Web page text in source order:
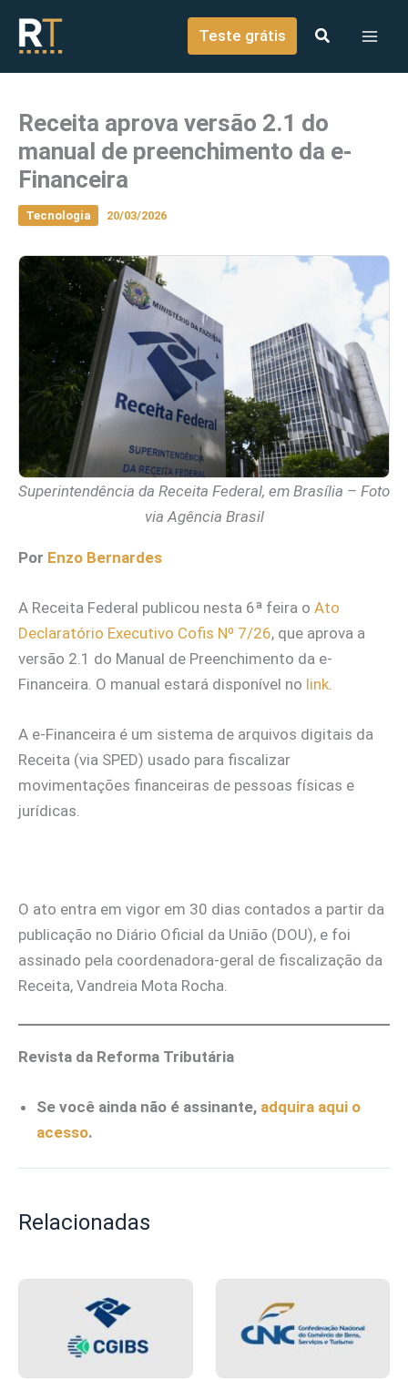
conteúdo
Teste grátis
Receita aprova versão 2.1 do
manual de preenchimento da e-
Financeira
Tecnologia 20/03/2026
Superintendência da Receita Federal, em Brasília – Foto
via Agência Brasil
Por Enzo Bernardes
A Receita Federal publicou nesta 6ª feira o Ato
Declaratório Executivo Cofis Nº 7/26, que aprova a
versão 2.1 do Manual de Preenchimento da e-
Financeira. O manual estará disponível no link.
A e-Financeira é um sistema de arquivos digitais da
Receita (via SPED) usado para fiscalizar
movimentações financeiras de pessoas físicas e
jurídicas.
O ato entra em vigor em 30 dias contados a partir da
publicação no Diário Oficial da União (DOU), e foi
assinado pela coordenadora-geral de fiscalização da
Receita, Vandreia Mota Rocha.
Revista da Reforma Tributária
Se você ainda não é assinante, adquira aqui o
acesso.
Relacionadas